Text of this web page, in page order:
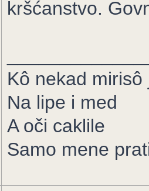
kršćanstvo.
Kô nekad mirisô
Na lipe i med
A oči caklile
Samo mene